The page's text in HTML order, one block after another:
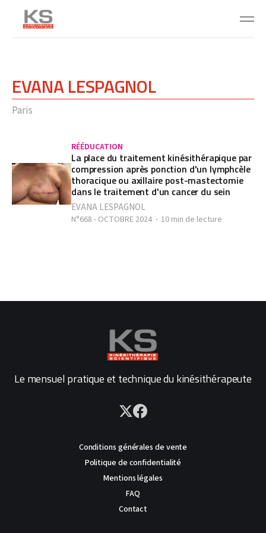
EVANA LESPAGNOL
Paris
RÉÉDUCATION
La place du traitement kinésithérapique par
compression après ponction d'un lymphcèle
thoracique ou axillaire post-mastectomie
dans le traitement d'un cancer du sein
EVANA LESPAGNOL
N°668 - OCTOBRE 2024 10 min de lecture
Le mensuel pratique et technique du kinésithérapeute
Conditions générales de vente
Politique de confidentialité
Mentions légales
FAQ
Contact